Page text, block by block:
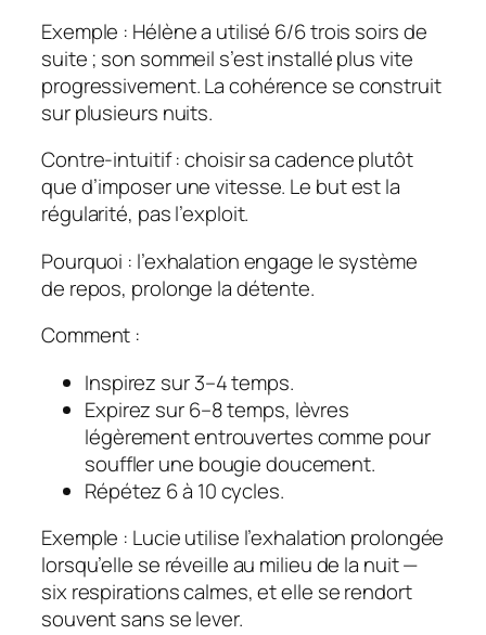
Exemple : Hélène a utilisé 6/6 trois soirs de
suite ; son sommeil s’est installé plus vite
progressivement. La cohérence se construit
sur plusieurs nuits.
Contre‑intuitif : choisirsa cadenceplutôt
que d’imposer une vitesse. Le but est la
régularité, pas l’exploit.
Pourquoi : l’exhalation engage le système
de repos, prolonge la détente.
Comment :
Inspirez sur 3–4 temps.
Expirez sur 6–8 temps, lèvres
légèrement entrouvertes comme pour
souffler une bougie doucement.
Répétez 6 à 10 cycles.
Exemple : Lucie utilise l’exhalation prolongée
lorsqu’elle se réveille au milieu de la nuit —
six respirations calmes, et elle se rendort
souvent sans se lever.